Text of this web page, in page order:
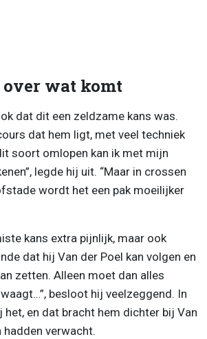
wat komt
dat dit een zeldzame kans was.
dat hem ligt, met veel techniek
soort omlopen kan ik met mijn
legde hij uit. “Maar in crossen
wordt het een pak moeilijker
kans extra pijnlijk, maar ook
dat hij Van der Poel kan volgen en
zetten. Alleen moet dan alles
besloot hij veelzeggend. In
het, en dat bracht hem dichter bij Van
hadden verwacht.